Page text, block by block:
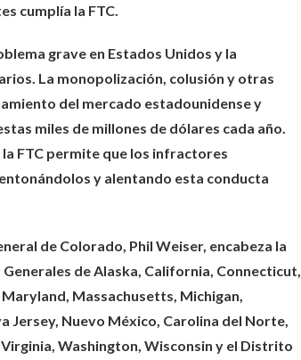
cumplía la FTC.
grave en Estados Unidos y la
La monopolización, colusión y otras
del mercado estadounidense y
miles de millones de dólares cada año.
FTC permite que los infractores
y alentando esta conducta
de Colorado, Phil Weiser, encabeza la
de Alaska, California, Connecticut,
Massachusetts, Michigan,
Jersey, Nuevo México, Carolina del Norte,
Washington, Wisconsin y el Distrito